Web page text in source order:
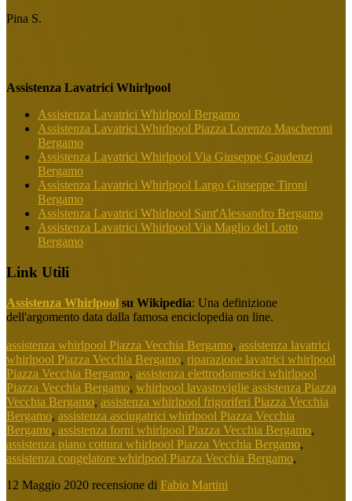
Pina S.
Assistenza Lavatrici Whirlpool
Assistenza Lavatrici Whirlpool Bergamo
Assistenza Lavatrici Whirlpool Piazza Lorenzo Mascheroni
Bergamo
Assistenza Lavatrici Whirlpool Via Giuseppe Gaudenzi
Bergamo
Assistenza Lavatrici Whirlpool Largo Giuseppe Tironi
Bergamo
Assistenza Lavatrici Whirlpool Sant'Alessandro Bergamo
Assistenza Lavatrici Whirlpool Via Maglio del Lotto
Bergamo
Link Utili
Assistenza Whirlpool su Wikipedia: Una definizione
dell'argomento data dalla famosa enciclopedia on line.
assistenza whirlpool Piazza Vecchia Bergamo, assistenza lavatrici
whirlpool Piazza Vecchia Bergamo, riparazione lavatrici whirlpool
Piazza Vecchia Bergamo, assistenza elettrodomestici whirlpool
Piazza Vecchia Bergamo, whirlpool lavastoviglie assistenza Piazza
Vecchia Bergamo, assistenza whirlpool frigoriferi Piazza Vecchia
Bergamo, assistenza asciugatrici whirlpool Piazza Vecchia
Bergamo, assistenza forni whirlpool Piazza Vecchia Bergamo,
assistenza piano cottura whirlpool Piazza Vecchia Bergamo,
assistenza congelatore whirlpool Piazza Vecchia Bergamo,
12 Maggio 2020 recensione di Fabio Martini